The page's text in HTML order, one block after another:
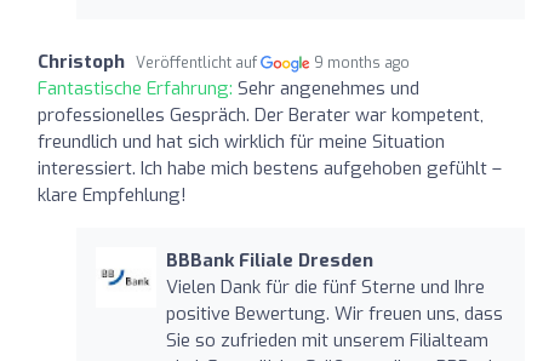
Christoph Veröffentlicht auf 9 months ago
Fantastische Erfahrung: Sehr angenehmes und
professionelles Gespräch. Der Berater war kompetent,
freundlich und hat sich wirklich für meine Situation
interessiert. Ich habe mich bestens aufgehoben gefühlt –
klare Empfehlung!
BBBank Filiale Dresden
Vielen Dank für die fünf Sterne und Ihre
positive Bewertung. Wir freuen uns, dass
Sie so zufrieden mit unserem Filialteam